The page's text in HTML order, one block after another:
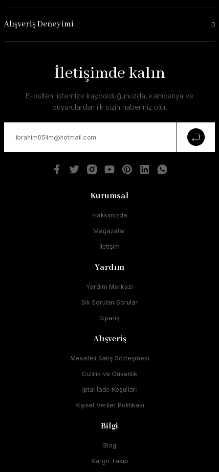
Alışveriş Deneyimi
İletişimde kalın
E-bülten listemize kaydolduğunuzda, kampanya ve
duyurulardan ilk sizin haberiniz olur.
Kurumsal
Hakkımızda
Mağazalar
İletişim
Yardım
Yardım Merkezi
Sık Sorulan Sorular
Sipariş
Alışveriş
Mesafeli Satış Sözleşmesi
Gizlilik ve Güvenlik
İptal İade Koşullari
Kişisel Veriler Politikası
Bilgi
Blog
Kargo Takip